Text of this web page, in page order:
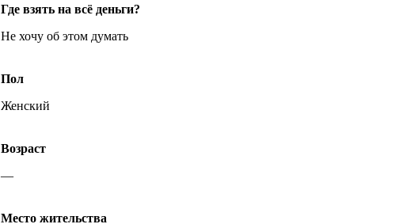
Где взять на всё деньги?
Не хочу об этом думать
Пол
Женский
Возраст
—
Место жительства